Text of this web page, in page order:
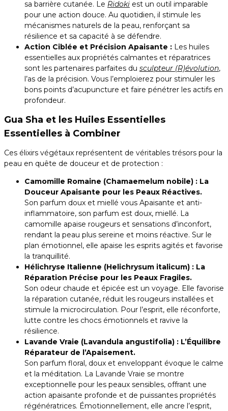
sa barrière cutanée. Le Ridoki est un outil imparable
pour une action douce. Au quotidien, il stimule les
mécanismes naturels de la peau, renforçant sa
résilience et sa capacité à se défendre.
Action Ciblée et Précision Apaisante : Les huiles
essentielles aux propriétés calmantes et réparatrices
sont les partenaires parfaites du sculpteur (R)évolution,
l’as de la précision. Vous l’emploierez pour stimuler les
bons points d’acupuncture et faire pénétrer les actifs en
profondeur.
Gua Sha et les Huiles Essentielles
Essentielles à Combiner
Ces élixirs végétaux représentent de véritables trésors pour la
peau en quête de douceur et de protection :
Camomille Romaine (Chamaemelum nobile) : La
Douceur Apaisante pour les Peaux Réactives.
Son parfum doux et miellé vous Apaisante et anti-
inflammatoire, son parfum est doux, miellé. La
camomille apaise rougeurs et sensations d’inconfort,
rendant la peau plus sereine et moins réactive. Sur le
plan émotionnel, elle apaise les esprits agités et favorise
la tranquillité.
Hélichryse Italienne (Helichrysum italicum) : La
Réparation Précise pour les Peaux Fragiles.
Son odeur chaude et épicée est un voyage. Elle favorise
la réparation cutanée, réduit les rougeurs installées et
stimule la microcirculation. Pour l’esprit, elle réconforte,
lutte contre les chocs émotionnels et ravive la
résilience.
Lavande Vraie (Lavandula angustifolia) : L’Équilibre
Réparateur de l’Apaisement.
Son parfum floral, doux et enveloppant évoque le calme
et la méditation. La Lavande Vraie se montre
exceptionnelle pour les peaux sensibles, offrant une
action apaisante profonde et de puissantes propriétés
régénératrices. Émotionnellement, elle ancre l’esprit,